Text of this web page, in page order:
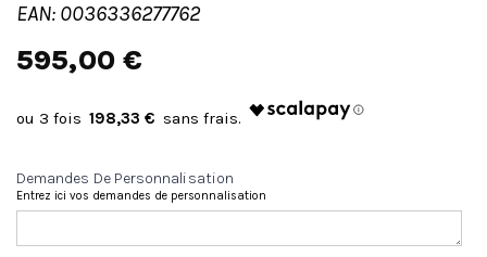
EAN: 0036336277762
595,00 €
198,33 €
Demandes De Personnalisation
Entrez ici vos demandes de personnalisation